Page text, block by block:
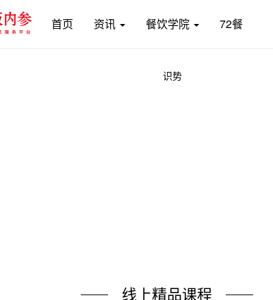
首页 (current)
资讯 餐饮学院 72餐
线上精品课程